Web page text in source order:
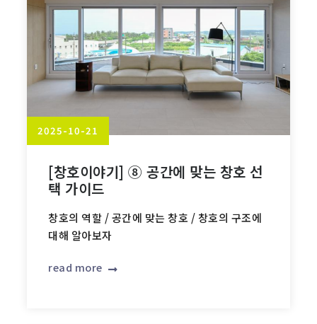
2025-10-21
[창호이야기] ⑧ 공간에 맞는 창호 선
택 가이드
창호의 역할 / 공간에 맞는 창호 / 창호의 구조에
대해 알아보자
read more